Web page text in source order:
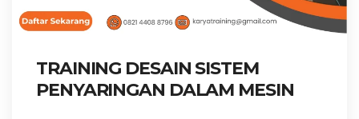
TRAINING DESAIN SISTEM
PENYARINGAN DALAM MESIN